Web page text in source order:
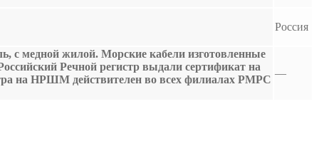
Россия
с медной жилой. Морские кабели изготовленные
Речной регистр выдали сертификат на
на НРШМ действителен во всех филиалах РМРС
—